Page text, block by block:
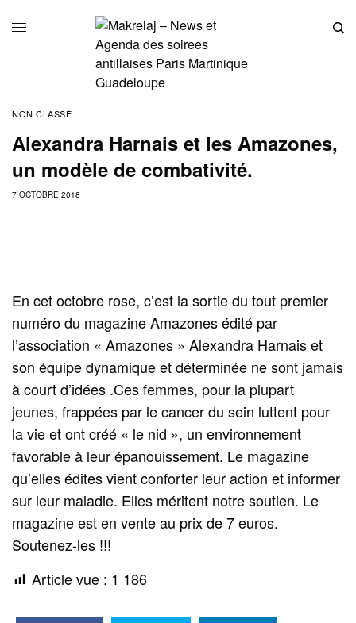
NON CLASSÉ
Alexandra Harnais et les Amazones,
un modèle de combativité.
7 OCTOBRE 2018
En cet octobre rose, c’est la sortie du tout premier
numéro du magazine Amazones édité par
l’association « Amazones » Alexandra Harnais et
son équipe dynamique et déterminée ne sont jamais
à court d’idées .Ces femmes, pour la plupart
jeunes, frappées par le cancer du sein luttent pour
la vie et ont créé « le nid », un environnement
favorable à leur épanouissement. Le magazine
qu’elles édites vient conforter leur action et informer
sur leur maladie. Elles méritent notre soutien. Le
magazine est en vente au prix de 7 euros.
Soutenez-les !!!
Article vue : 1 186